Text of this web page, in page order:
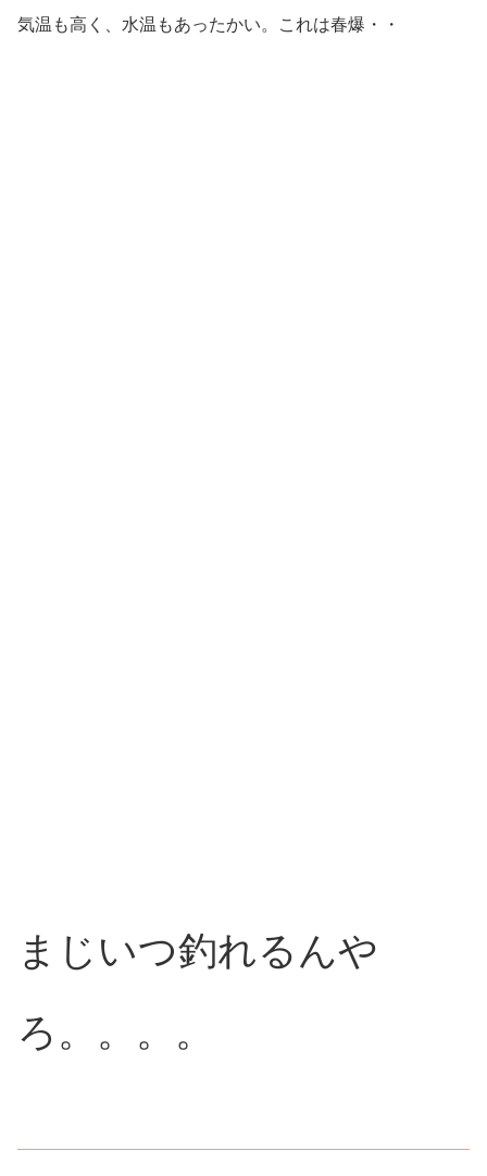
気温も高く、水温もあったかい。これは春爆・・
まじいつ釣れるんや
ろ。。。。